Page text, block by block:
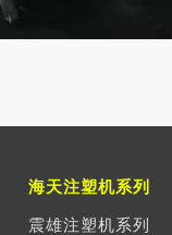
海天注塑机系列
震雄注塑机系列